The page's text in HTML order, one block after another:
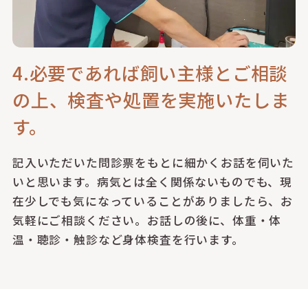
4.必要であれば飼い主様とご相談
の上、検査や処置を実施いたしま
す。
記入いただいた問診票をもとに細かくお話を伺いた
いと思います。病気とは全く関係ないものでも、現
在少しでも気になっていることがありましたら、お
気軽にご相談ください。お話しの後に、体重・体
温・聴診・触診など身体検査を行います。